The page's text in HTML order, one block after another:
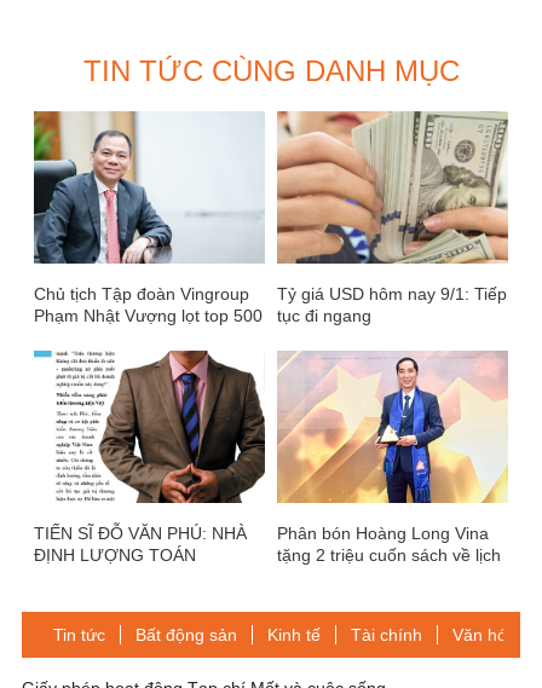
TIN TỨC CÙNG DANH MỤC
Chủ tịch Tập đoàn Vingroup
Phạm Nhật Vượng lọt top 500
Tỷ giá USD hôm nay 9/1: Tiếp
tục đi ngang
TIẾN SĨ ĐỖ VĂN PHÚ: NHÀ
ĐỊNH LƯỢNG TOÁN
VIỆT’
Phân bón Hoàng Long Vina
tặng 2 triệu cuốn sách về lịch
Tin tức
Bất động sản Kinh tế Tài chính Văn hóa-